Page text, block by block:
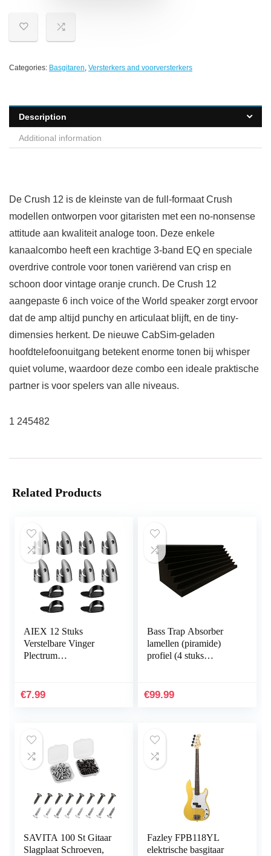
Categories: Basgitaren, Versterkers and voorversterkers
Description
Additional information
De Crush 12 is de kleinste van de full-formaat Crush
modellen ontworpen voor gitaristen met een no-nonsense
attitude aan kwaliteit analoge toon. Deze enkele
kanaalcombo heeft een krachtige 3-band EQ en speciale
overdrive controle voor tonen variërend van crisp en
schoon door vintage oranje crunch. De Crush 12
aangepaste 6 inch voice of the World speaker zorgt ervoor
dat de amp altijd punchy en articulaat blijft, en de tiny-
dimensies herkent. De nieuwe CabSim-geladen
hoofdtelefoonuitgang betekent enorme tonen bij whisper
quiet volume, waardoor deze combo een ideale praktische
partner is voor spelers van alle niveaus.
1 245482
Related Products
AIEX 12 Stuks
Verstelbare Vinger
Plectrum
Zilveren Roestvrijstalen
Gitaar Banjo Harp
€7.99
Bass Trap Absorber
lamellen (piramide)
profiel (4 stuks
€99.99
SAVITA 100 St Gitaar
Slagplaat Schroeven,
Fazley FPB118YL
elektrische basgitaar